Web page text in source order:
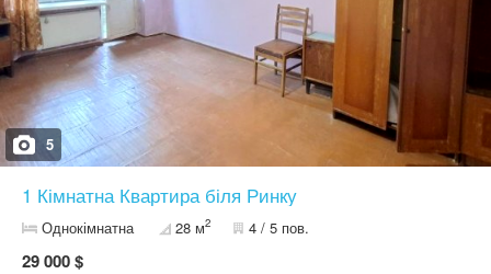
5
1 Кімнатна Квартира біля Ринку
Однокімнатна 28 м2 4 / 5 пов.
29 000 $